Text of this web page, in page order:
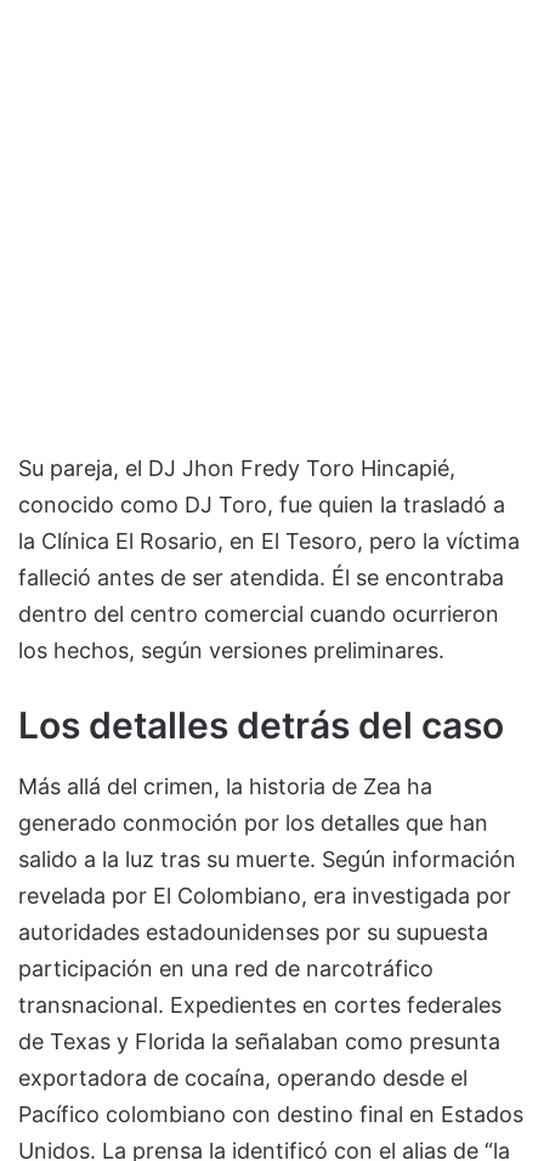
Su pareja, el DJ Jhon Fredy Toro Hincapié,
conocido como DJ Toro, fue quien la trasladó a
la Clínica El Rosario, en El Tesoro, pero la víctima
falleció antes de ser atendida. Él se encontraba
dentro del centro comercial cuando ocurrieron
los hechos, según versiones preliminares.
Los detalles detrás del caso
Más allá del crimen, la historia de Zea ha
generado conmoción por los detalles que han
salido a la luz tras su muerte. Según información
revelada por El Colombiano, era investigada por
autoridades estadounidenses por su supuesta
participación en una red de narcotráfico
transnacional. Expedientes en cortes federales
de Texas y Florida la señalaban como presunta
exportadora de cocaína, operando desde el
Pacífico colombiano con destino final en Estados
Unidos. La prensa la identificó con el alias de “la